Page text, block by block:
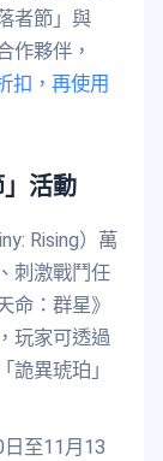
者節」與
作夥伴，
扣，再使用
」活動
Rising）萬
刺激戰鬥任
命：群星》
玩家可透過
詭異琥珀」
日至11月13